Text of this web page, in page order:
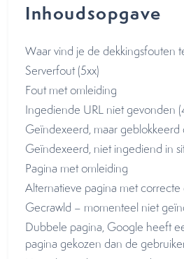
Inhoudsopgave
Waar vind je de dekkingsfouten
Serverfout (5xx)
Fout met omleiding
Ingediende URL niet gevonden
Geïndexeerd, maar geblokkeerd
Geïndexeerd, niet ingediend in
Pagina met omleiding
Alternatieve pagina met correcte
Gecrawld – momenteel niet
Dubbele pagina, Google heeft
pagina gekozen dan de